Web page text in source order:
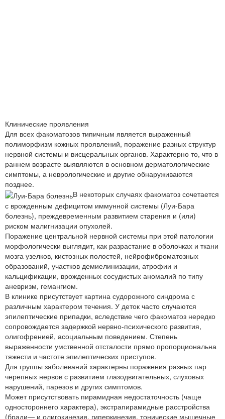
Клинические проявления
Для всех факоматозов типичным является выраженный
полиморфизм кожных проявлений, поражение разных структур
нервной системы и висцеральных органов. Характерно то, что в
раннем возрасте выявляются в основном дерматологические
симптомы, а неврологические и другие обнаруживаются
позднее.
В некоторых случаях факоматоз сочетается
с врожденным дефицитом иммунной системы (Луи-Бара
болезнь), преждевременным развитием старения и (или)
риском малигнизации опухолей.
Поражение центральной нервной системы при этой патологии
морфологически выглядит, как разрастание в оболочках и ткани
мозга узелков, кистозных полостей, нейрофиброматозных
образований, участков демиелинизации, атрофии и
кальцификации, врожденных сосудистых аномалий по типу
аневризм, гемангиом.
В клинике присутствует картина судорожного синдрома с
различным характером течения. У деток часто случаются
эпилептические припадки, вследствие чего факоматоз нередко
сопровождается задержкой нервно-психического развития,
олигофренией, асоциальным поведением. Степень
выраженности умственной отсталости прямо пропорциональна
тяжести и частоте эпилептических приступов.
Для группы заболеваний характерны поражения разных пар
черепных нервов с развитием глазодвигательных, слуховых
нарушений, парезов и других симптомов.
Может присутствовать пирамидная недостаточность (чаще
одностороннего характера), экстрапирамидные расстройства
(бради— и олигокинезия, гиперкинезия, тонические мышечные